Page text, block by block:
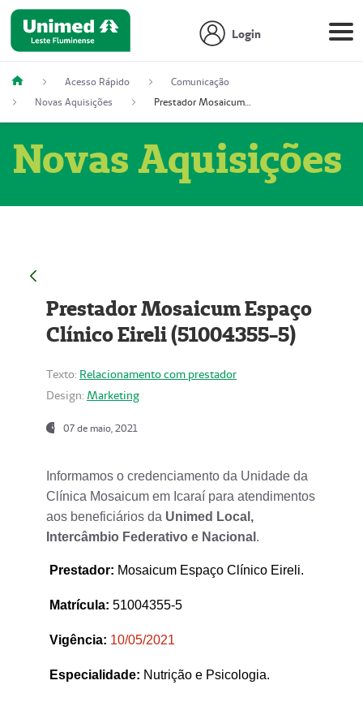
Login
Acesso Rápido
Comunicação
Novas Aquisições
Prestador Mosaicum Espaço Clínico Eireli (51004355-5)
Novas Aquisições
Prestador Mosaicum Espaço
Clínico Eireli (51004355-5)
Texto: Relacionamento com prestador
Design: Marketing
07 de maio, 2021
Informamos o credenciamento da Unidade da
Clínica Mosaicum em Icaraí para atendimentos
aos beneficiários da Unimed Local,
Intercâmbio Federativo e Nacional .
Prestador: Mosaicum Espaço Clínico Eireli.
Matrícula: 51004355-5
Vigência: 10/05/2021
Especialidade: Nutrição e Psicologia.